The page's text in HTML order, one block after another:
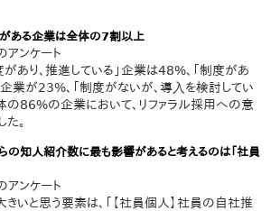
ある企業は全体の7割以上
ンケート
があり、推進している」企業は48%、「制度があ
企業が23%、「制度がないが、導⼊を検討してい
の86%の企業において、リファラル採用への意
。
知人紹介数に最も影響があると考えるのは「社員
ンケート
いと思う要素は、「【社員個人】社員の自社推